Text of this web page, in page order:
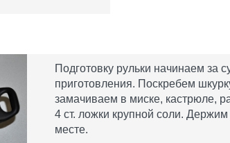
Подготовку рульки начинаем за
приготовления. Поскребем
замачиваем в миске, кастрюле,
4 ст. ложки крупной соли.
месте.